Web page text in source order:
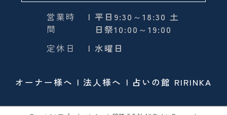
営業時
間
| 平日9:30～18:30 土
日祭10:00～19:00
定休日
| 水曜日
オーナー様へ 法人様へ 占いの館 RIRINKA